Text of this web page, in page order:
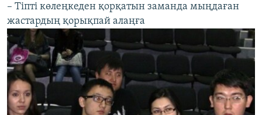
– Тіпті көлеңкеден қорқатын заманда мыңдаған
жастардың қорықпай алаңға